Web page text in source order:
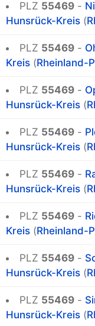
PLZ 55469 -
Hunsrück-Kreis (
PLZ 55469 -
Kreis (Rheinland-
PLZ 55469 -
Hunsrück-Kreis (
PLZ 55469 -
Hunsrück-Kreis (
PLZ 55469 -
Hunsrück-Kreis (
PLZ 55469 -
Kreis (Rheinland-
PLZ 55469 -
Hunsrück-Kreis (
PLZ 55469 -
Hunsrück-Kreis (